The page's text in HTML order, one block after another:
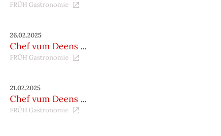
FRÜH Gastronomie
26.02.2025
Chef vum Deens ...
FRÜH Gastronomie
21.02.2025
Chef vum Deens ...
FRÜH Gastronomie